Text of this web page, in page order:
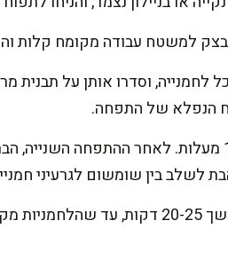
עבודה מקומח קלות והוציאו ממנו
הנפלא של התפחה.
חממו מראש את התנור ל-180 מעלות. לאחר
לשלב בין שומשום לגרעיני
אפו בתנור שחומם מראש למשך 20-